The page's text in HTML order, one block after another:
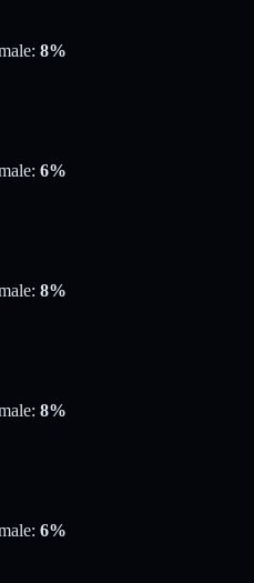
: 8%
: 6%
: 8%
: 8%
: 6%